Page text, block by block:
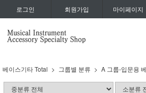
로그인 회원가입 마이페이지
베이스기타 Total 그룹별 분류 A 그룹-입문용